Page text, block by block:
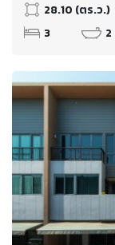
28.10 (ตร.ว.)
3
2